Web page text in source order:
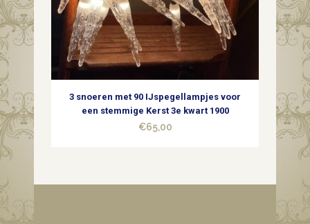
3 snoeren met 90 IJspegellampjes voor
een stemmige Kerst 3e kwart 1900
€65,00